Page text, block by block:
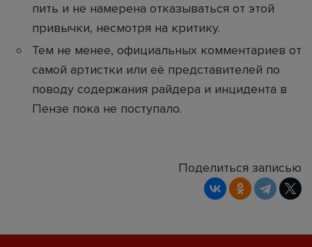
пить и не намерена отказываться от этой
привычки, несмотря на критику.
Тем не менее, официальных комментариев от
самой артистки или её представителей по
поводу содержания райдера и инцидента в
Пензе пока не поступало.
Поделиться записью